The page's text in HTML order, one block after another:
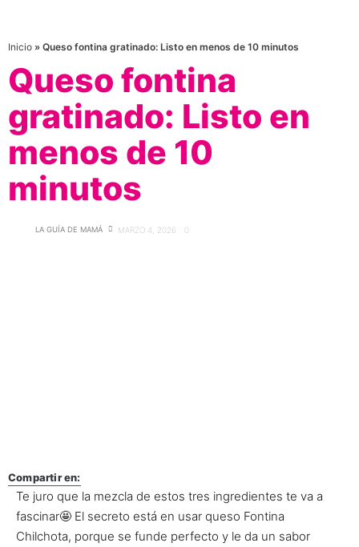
Inicio » Queso fontina gratinado: Listo en menos de 10 minutos
Queso fontina
gratinado: Listo en
menos de 10
minutos
LA GUÍA DE MAMÁ MARZO 4, 2026 0
Compartir en:
Te juro que la mezcla de estos tres ingredientes te va a
fascinar🤩 El secreto está en usar queso Fontina
Chilchota, porque se funde perfecto y le da un sabor